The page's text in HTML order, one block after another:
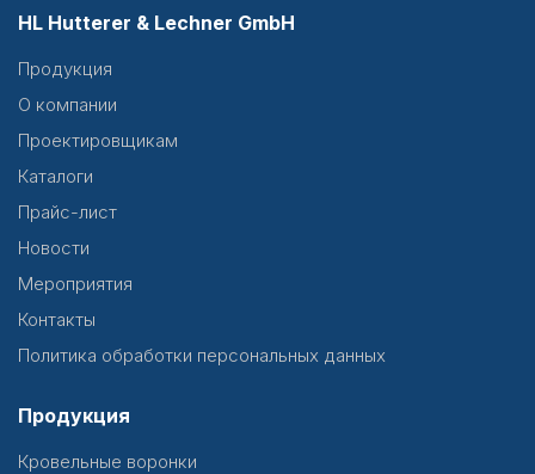
HL Hutterer & Lechner GmbH
Продукция
О компании
Проектировщикам
Каталоги
Прайс-лист
Новости
Мероприятия
Контакты
Политика обработки персональных данных
Продукция
Кровельные воронки